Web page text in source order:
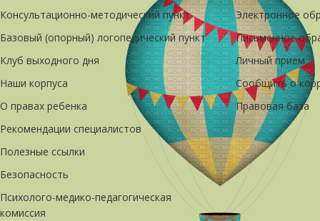
Консультационно-методический пункт
Базовый (опорный) логопедический пункт
Клуб выходного дня
Наши корпуса
О правах ребенка
Рекомендации специалистов
Полезные ссылки
Безопасность
Психолого-медико-педагогическая
комиссия
Электронное
Письменное
Личный прием
Сообщить о
Правовая база